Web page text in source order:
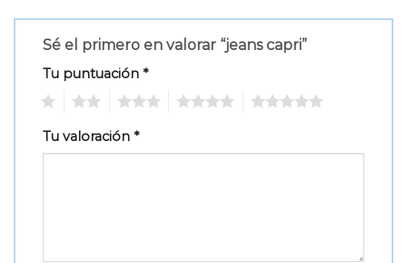
Sé el primero en valorar “jeans capri”
Tu puntuación *
Tu valoración *